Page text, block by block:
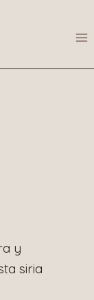
y
siria